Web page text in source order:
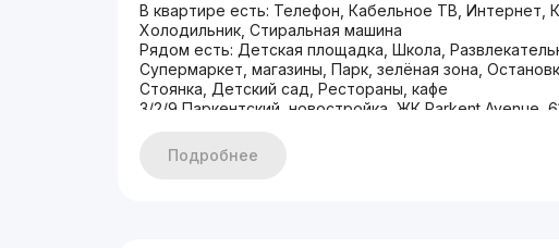
В квартире есть: Телефон, Кабельное ТВ, Интернет,
Холодильник, Стиральная машина
Рядом есть: Детская площадка, Школа,
Супермаркет, магазины, Парк, зелёная зона,
Стоянка, Детский сад, Рестораны, кафе
3/2/9 Паркентский, новостройка, ЖК Parkent Avenue,
Все подробности по телефону Руслан 996038088
Подробнее